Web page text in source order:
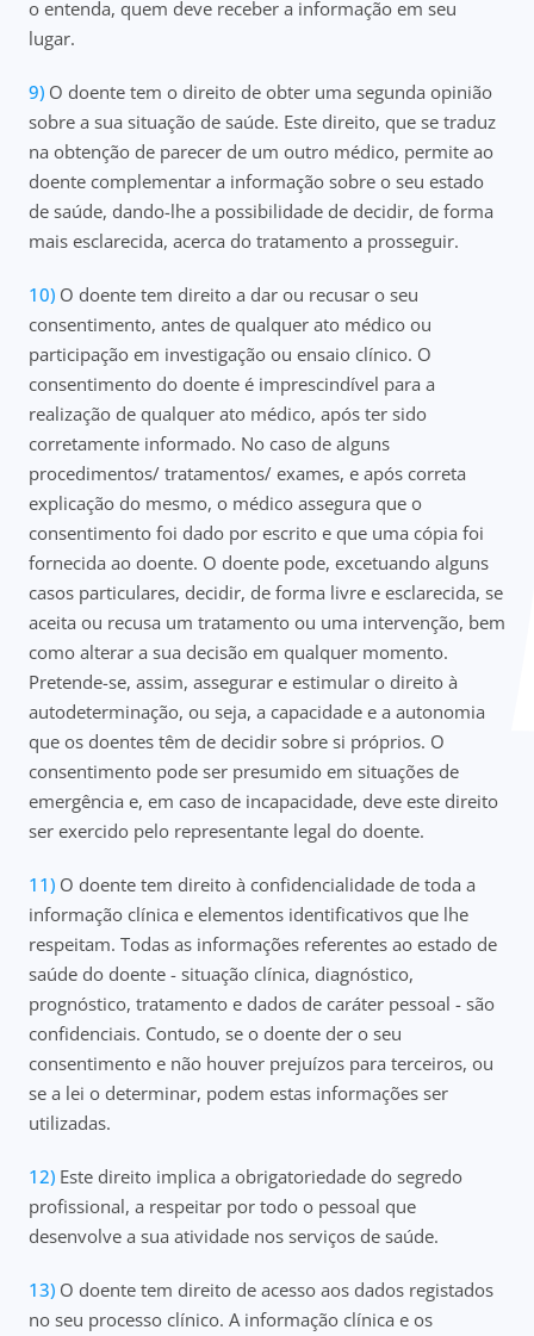
o entenda, quem deve receber a informação em seu
lugar.
O doente tem o direito de obter uma segunda opinião
sobre a sua situação de saúde. Este direito, que se traduz
na obtenção de parecer de um outro médico, permite ao
doente complementar a informação sobre o seu estado
de saúde, dando-lhe a possibilidade de decidir, de forma
mais esclarecida, acerca do tratamento a prosseguir.
O doente tem direito a dar ou recusar o seu
consentimento, antes de qualquer ato médico ou
participação em investigação ou ensaio clínico. O
consentimento do doente é imprescindível para a
realização de qualquer ato médico, após ter sido
corretamente informado. No caso de alguns
procedimentos/ tratamentos/ exames, e após correta
explicação do mesmo, o médico assegura que o
consentimento foi dado por escrito e que uma cópia foi
fornecida ao doente. O doente pode, excetuando alguns
casos particulares, decidir, de forma livre e esclarecida, se
aceita ou recusa um tratamento ou uma intervenção, bem
como alterar a sua decisão em qualquer momento.
Pretende-se, assim, assegurar e estimular o direito à
autodeterminação, ou seja, a capacidade e a autonomia
que os doentes têm de decidir sobre si próprios. O
consentimento pode ser presumido em situações de
emergência e, em caso de incapacidade, deve este direito
ser exercido pelo representante legal do doente.
O doente tem direito à confidencialidade de toda a
informação clínica e elementos identificativos que lhe
respeitam. Todas as informações referentes ao estado de
saúde do doente - situação clínica, diagnóstico,
prognóstico, tratamento e dados de caráter pessoal - são
confidenciais. Contudo, se o doente der o seu
consentimento e não houver prejuízos para terceiros, ou
se a lei o determinar, podem estas informações ser
utilizadas.
Este direito implica a obrigatoriedade do segredo
profissional, a respeitar por todo o pessoal que
desenvolve a sua atividade nos serviços de saúde.
O doente tem direito de acesso aos dados registados
no seu processo clínico. A informação clínica e os